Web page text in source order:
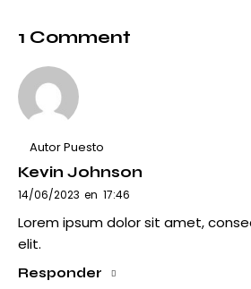
1 Comment
Autor Puesto
Kevin Johnson
14/06/2023 en 17:46
Lorem ipsum dolor sit amet,
elit.
Responder